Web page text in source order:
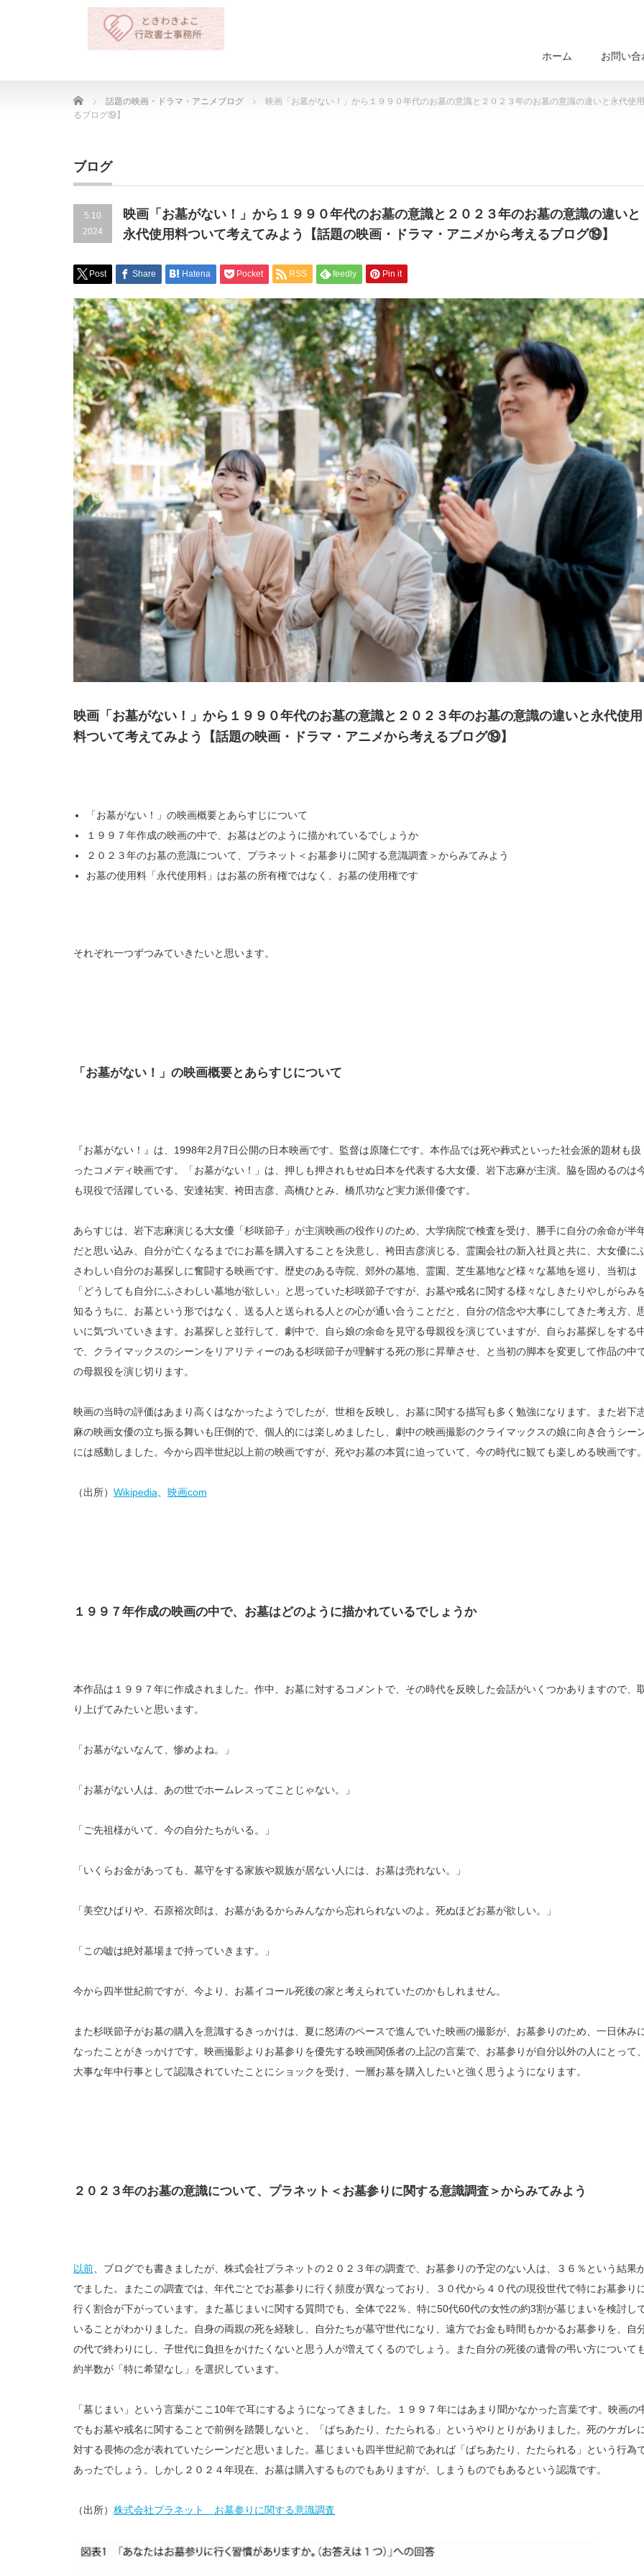
ホーム お問い合
Home 話題の映画・ドラマ・アニメブログ
映画「お墓がない！」から１９９０年代のお墓の意識と２０２３年のお墓の意識の違いと永代使
るブログ⑲】
ブログ
5.10
2024
映画「お墓がない！」から１９９０年代のお墓の意識と２０２３年のお墓の意識の違いと
永代使用料ついて考えてみよう【話題の映画・ドラマ・アニメから考えるブログ⑲】
Post Share Hatena Pocket RSS feedly Pin it
映画「お墓がない！」から１９９０年代のお墓の意識と２０２３年のお墓の意識の違いと永代使用
料ついて考えてみよう【話題の映画・ドラマ・アニメから考えるブログ⑲】
「お墓がない！」の映画概要とあらすじについて
１９９７年作成の映画の中で、お墓はどのように描かれているでしょうか
２０２３年のお墓の意識について、プラネット＜お墓参りに関する意識調査＞からみてみよう
お墓の使用料「永代使用料」はお墓の所有権ではなく、お墓の使用権です
それぞれ一つずつみていきたいと思います。
「お墓がない！」の映画概要とあらすじについて
『お墓がない！』は、1998年2月7日公開の日本映画です。監督は原隆仁です。本作品では死や葬式といった社会派的題材も扱
ったコメディ映画です。「お墓がない！」は、押しも押されもせぬ日本を代表する大女優、岩下志麻が主演。脇を固めるのは
も現役で活躍している、安達祐実、袴田吉彦、高橋ひとみ、橋爪功など実力派俳優です。
あらすじは、岩下志麻演じる大女優「杉咲節子」が主演映画の役作りのため、大学病院で検査を受け、勝手に自分の余命が半
だと思い込み、自分が亡くなるまでにお墓を購入することを決意し、袴田吉彦演じる、霊園会社の新入社員と共に、大女優に
さわしい自分のお墓探しに奮闘する映画です。歴史のある寺院、郊外の墓地、霊園、芝生墓地など様々な墓地を巡り、当初は
「どうしても自分にふさわしい墓地が欲しい」と思っていた杉咲節子ですが、お墓や戒名に関する様々なしきたりやしがらみ
知るうちに、お墓という形ではなく、送る人と送られる人との心が通い合うことだと、自分の信念や大事にしてきた考え方、
いに気づいていきます。お墓探しと並行して、劇中で、自ら娘の余命を見守る母親役を演じていますが、自らお墓探しをする
で、クライマックスのシーンをリアリティーのある杉咲節子が理解する死の形に昇華させ、と当初の脚本を変更して作品の中
の母親役を演じ切ります。
映画の当時の評価はあまり高くはなかったようでしたが、世相を反映し、お墓に関する描写も多く勉強になります。また岩下
麻の映画女優の立ち振る舞いも圧倒的で、個人的には楽しめましたし、劇中の映画撮影のクライマックスの娘に向き合うシー
には感動しました。今から四半世紀以上前の映画ですが、死やお墓の本質に迫っていて、今の時代に観ても楽しめる映画です。
（出所） Wikipedia 映画com
１９９７年作成の映画の中で、お墓はどのように描かれているでしょうか
本作品は１９９７年に作成されました。作中、お墓に対するコメントで、その時代を反映した会話がいくつかありますので、
り上げてみたいと思います。
「お墓がないなんて、惨めよね。」
「お墓がない人は、あの世でホームレスってことじゃない。」
「ご先祖様がいて、今の自分たちがいる。」
「いくらお金があっても、墓守をする家族や親族が居ない人には、お墓は売れない。」
「美空ひばりや、石原裕次郎は、お墓があるからみんなから忘れられないのよ。死ぬほどお墓が欲しい。」
「この嘘は絶対墓場まで持っていきます。」
今から四半世紀前ですが、今より、お墓イコール死後の家と考えられていたのかもしれません。
また杉咲節子がお墓の購入を意識するきっかけは、夏に怒涛のペースで進んでいた映画の撮影が、お墓参りのため、一日休み
なったことがきっかけです。映画撮影よりお墓参りを優先する映画関係者の上記の言葉で、お墓参りが自分以外の人にとって、
大事な年中行事として認識されていたことにショックを受け、一層お墓を購入したいと強く思うようになります。
２０２３年のお墓の意識について、プラネット＜お墓参りに関する意識調査＞からみてみよう
以前 、ブログでも書きましたが、株式会社プラネットの２０２３年の調査で、お墓参りの予定のない人は、３６％という結果
でました。またこの調査では、年代ごとでお墓参りに行く頻度が異なっており、３０代から４０代の現役世代で特にお墓参り
行く割合が下がっています。また墓じまいに関する質問でも、全体で22％、特に50代60代の女性の約3割が墓じまいを検討し
いることがわかりました。自身の両親の死を経験し、自分たちが墓守世代になり、遠方でお金も時間もかかるお墓参りを、自
の代で終わりにし、子世代に負担をかけたくないと思う人が増えてくるのでしょう。また自分の死後の遺骨の弔い方について
約半数が「特に希望なし」を選択しています。
「墓じまい」という言葉がここ10年で耳にするようになってきました。１９９７年にはあまり聞かなかった言葉です。映画の
でもお墓や戒名に関することで前例を踏襲しないと、「ばちあたり、たたられる」というやりとりがありました。死のケガレ
対する畏怖の念が表れていたシーンだと思いました。墓じまいも四半世紀前であれば「ばちあたり、たたられる」という行為
あったでしょう。しかし２０２４年現在、お墓は購入するものでもありますが、しまうものでもあるという認識です。
（出所） 株式会社プラネット お墓参りに関する意識調査